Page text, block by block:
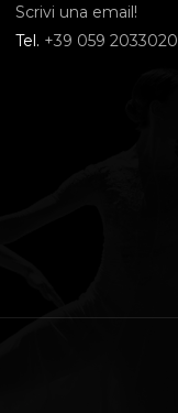
Scrivi una email!
Tel. +39 059 2033020